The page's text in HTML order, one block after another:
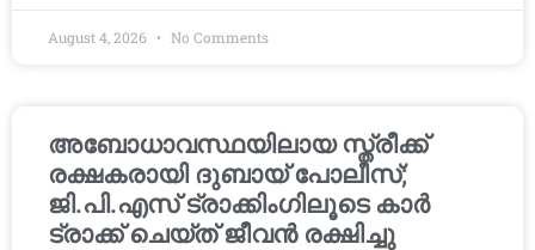
August 4, 2026 No Comments
അബോധാവസ്ഥയിലായ സ്ത്രീക്ക്
രക്ഷകരായി ദുബായ് പോലീസ്;
ജി.പി.എസ് ട്രാക്കിംഗിലൂടെ കാർ
ട്രാക്ക് ചെയ്ത് ജീവൻ രക്ഷിച്ചു